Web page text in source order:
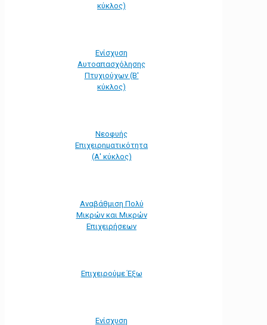
κύκλος)
Ενίσχυση
Αυτοαπασχόλησης
Πτυχιούχων (Β'
κύκλος)
Νεοφυής
Επιχειρηματικότητα
(Α' κύκλος)
Αναβάθμιση Πολύ
Μικρών και Μικρών
Επιχειρήσεων
Επιχειρούμε Έξω
Ενίσχυση